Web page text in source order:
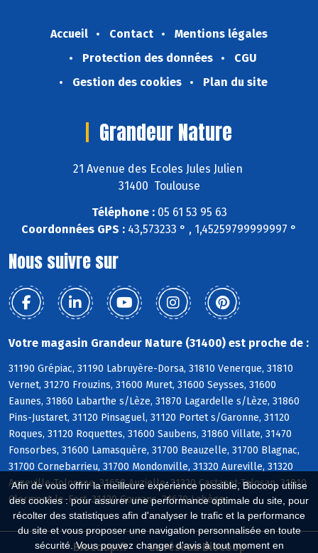
Afin de vous offrir la meilleure expérience possible, Biocoop utilise
des cookies : pour assurer une performance optimale du site, pour
récolter des statistiques afin d'analyser le trafic et la performance
du site et vous proposer une navigation personnalisée en toute
sécurité. Vous pouvez changer d'avis à tout moment en
Accueil Contact
Mentions légales
Protection des données
CGU
Gestion des cookies
Plan du site
Grandeur Nature
21 Avenue des Ecoles Jules Julien
31400 Toulouse
Téléphone :05 61 53 95 63
Coordonnées GPS : 43,573233 ° , 1,45259799999997 °
Nous suivre sur
Votre magasin Grandeur Nature (31400) est proche de :
31190 Grépiac, 31190 Labruyère-Dorsa, 31810 Venerque, 31810
Vernet, 31270 Frouzins, 31600 Muret, 31600 Seysses, 31600
Eaunes, 31860 Labarthe s/Lèze, 31870 Lagardelle s/Lèze, 31860
Pins-Justaret, 31120 Pinsaguel, 31120 Portet s/Garonne, 31120
Roques, 31120 Roquettes, 31600 Saubens, 31860 Villate, 31470
Fonsorbes, 31600 Lamasquère, 31700 Beauzelle, 31700 Blagnac,
31700 Cornebarrieu, 31700 Mondonville, 31320 Aureville, 31320
Auzeville-Tolosane, 31650 Auzielle, 31320 Castanet-Tolosan, 31810
Clermont-le-Fort, 31120 Goyrans, 31670 Labège
Biocoop.fr Le réseau Biocoop